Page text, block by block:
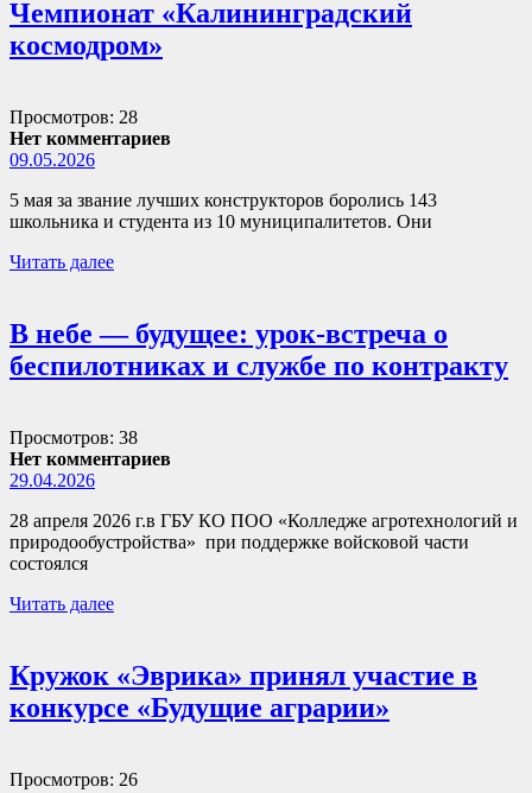
Чемпионат «Калининградский
космодром»
Просмотров: 28
Нет комментариев
09.05.2026
5 мая за звание лучших конструкторов боролись 143
школьника и студента из 10 муниципалитетов. Они
Читать далее
В небе — будущее: урок-встреча о
беспилотниках и службе по контракту
Просмотров: 38
Нет комментариев
29.04.2026
28 апреля 2026 г.в ГБУ КО ПОО «Колледже агротехнологий и
природообустройства» при поддержке войсковой части
состоялся
Читать далее
Кружок «Эврика» принял участие в
конкурсе «Будущие аграрии»
Просмотров: 26